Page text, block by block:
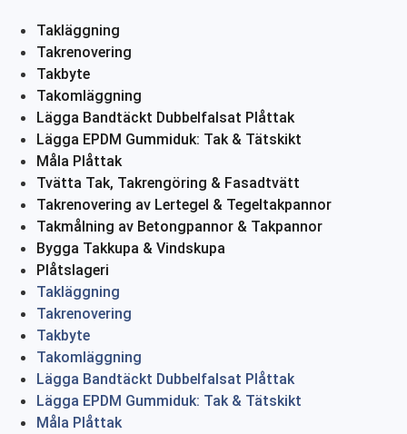
Takläggning
Takrenovering
Takbyte
Takomläggning
Lägga Bandtäckt Dubbelfalsat Plåttak
Lägga EPDM Gummiduk: Tak & Tätskikt
Måla Plåttak
Tvätta Tak, Takrengöring & Fasadtvätt
Takrenovering av Lertegel & Tegeltakpannor
Takmålning av Betongpannor & Takpannor
Bygga Takkupa & Vindskupa
Plåtslageri
Takläggning
Takrenovering
Takbyte
Takomläggning
Lägga Bandtäckt Dubbelfalsat Plåttak
Lägga EPDM Gummiduk: Tak & Tätskikt
Måla Plåttak